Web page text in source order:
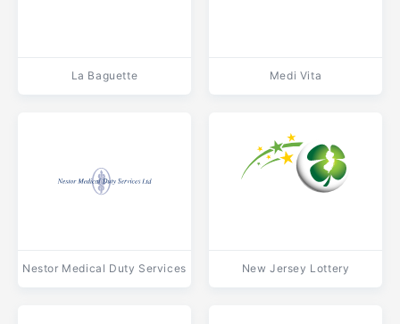
La Baguette Medi Vita
Nestor Medical Duty Services New Jersey Lottery